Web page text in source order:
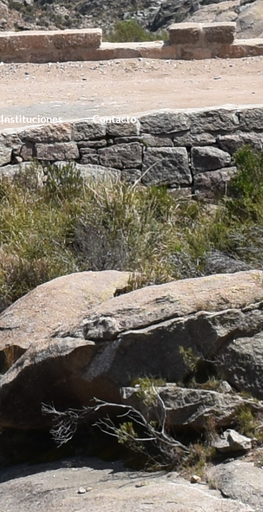
Instituciones Contacto